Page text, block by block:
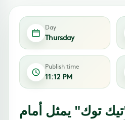
Day
Thursday
Publish time
11:12 PM
توك" يمثل أمام